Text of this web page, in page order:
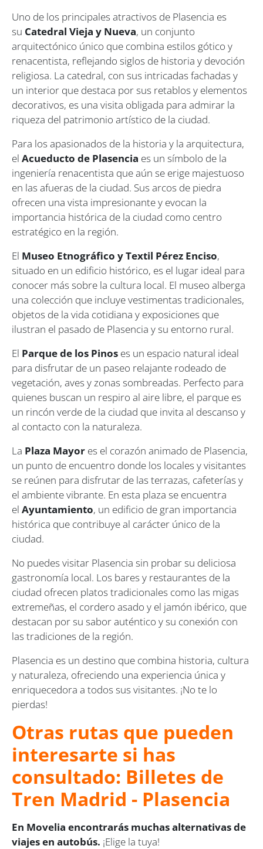
Uno de los principales atractivos de Plasencia es
su Catedral Vieja y Nueva, un conjunto
arquitectónico único que combina estilos gótico y
renacentista, reflejando siglos de historia y devoción
religiosa. La catedral, con sus intricadas fachadas y
un interior que destaca por sus retablos y elementos
decorativos, es una visita obligada para admirar la
riqueza del patrimonio artístico de la ciudad.
Para los apasionados de la historia y la arquitectura,
el Acueducto de Plasencia es un símbolo de la
ingeniería renacentista que aún se erige majestuoso
en las afueras de la ciudad. Sus arcos de piedra
ofrecen una vista impresionante y evocan la
importancia histórica de la ciudad como centro
estratégico en la región.
El Museo Etnográfico y Textil Pérez Enciso,
situado en un edificio histórico, es el lugar ideal para
conocer más sobre la cultura local. El museo alberga
una colección que incluye vestimentas tradicionales,
objetos de la vida cotidiana y exposiciones que
ilustran el pasado de Plasencia y su entorno rural.
El Parque de los Pinos es un espacio natural ideal
para disfrutar de un paseo relajante rodeado de
vegetación, aves y zonas sombreadas. Perfecto para
quienes buscan un respiro al aire libre, el parque es
un rincón verde de la ciudad que invita al descanso y
al contacto con la naturaleza.
La Plaza Mayor es el corazón animado de Plasencia,
un punto de encuentro donde los locales y visitantes
se reúnen para disfrutar de las terrazas, cafeterías y
el ambiente vibrante. En esta plaza se encuentra
el Ayuntamiento, un edificio de gran importancia
histórica que contribuye al carácter único de la
ciudad.
No puedes visitar Plasencia sin probar su deliciosa
gastronomía local. Los bares y restaurantes de la
ciudad ofrecen platos tradicionales como las migas
extremeñas, el cordero asado y el jamón ibérico, que
destacan por su sabor auténtico y su conexión con
las tradiciones de la región.
Plasencia es un destino que combina historia, cultura
y naturaleza, ofreciendo una experiencia única y
enriquecedora a todos sus visitantes. ¡No te lo
pierdas!
Otras rutas que pueden
interesarte si has
consultado: Billetes de
Tren Madrid - Plasencia
En Movelia encontrarás muchas alternativas de
viajes en autobús. ¡Elige la tuya!